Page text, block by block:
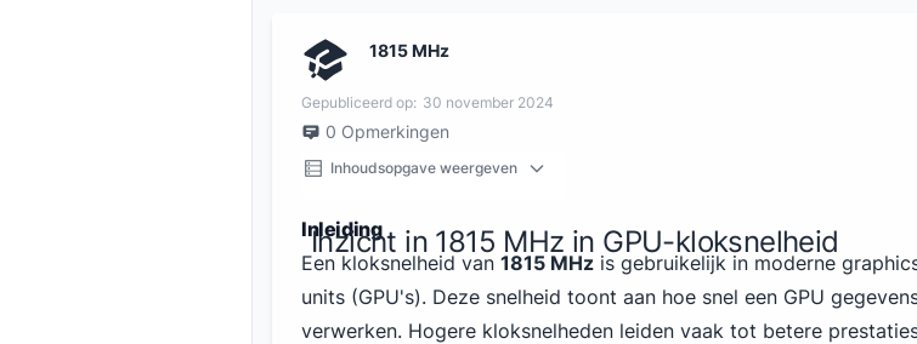
1815 MHz
Gepubliceerd op: 30 november 2024
0 Opmerkingen
Inhoudsopgave weergeven
Inleiding
Inzicht in 1815 MHz in GPU-kloksnelheid
Een kloksnelheid van 1815 MHz is gebruikelijk in moderne
units (GPU's). Deze snelheid toont aan hoe snel een GPU
verwerken. Hogere kloksnelheden leiden vaak tot betere